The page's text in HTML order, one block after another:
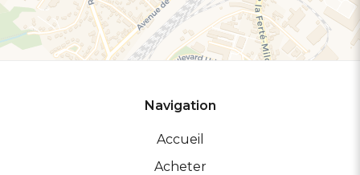
Navigation
Accueil
Acheter